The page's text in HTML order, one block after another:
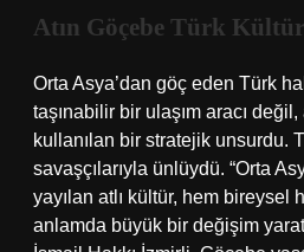
Atın Göçebe Türk
Orta Asya’dan göç eden Türk
taşınabilir bir ulaşım aracı
kullanılan bir stratejik unsurdu.
savaşçılarıyla ünlüydü. “Orta
yayılan atlı kültür, hem bireysel
anlamda büyük bir değişim